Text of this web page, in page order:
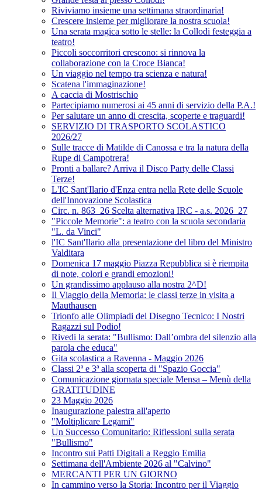
Riviviamo insieme una settimana straordinaria!
Crescere insieme per migliorare la nostra scuola!
Una serata magica sotto le stelle: la Collodi festeggia a
teatro!
Piccoli soccorritori crescono: si rinnova la
collaborazione con la Croce Bianca!
Un viaggio nel tempo tra scienza e natura!
Scatena l'immaginazione!
A caccia di Mostrischio
Partecipiamo numerosi ai 45 anni di servizio della P.A.!
Per salutare un anno di crescita, scoperte e traguardi!
SERVIZIO DI TRASPORTO SCOLASTICO
2026/27
Sulle tracce di Matilde di Canossa e tra la natura della
Rupe di Campotrera!
Pronti a ballare? Arriva il Disco Party delle Classi
Terze!
L'IC Sant'Ilario d'Enza entra nella Rete delle Scuole
dell'Innovazione Scolastica
Circ. n. 863_26 Scelta alternativa IRC - a.s. 2026_27
"Piccole Memorie": a teatro con la scuola secondaria
"L. da Vinci"
l'IC Sant'Ilario alla presentazione del libro del Ministro
Valditara
Domenica 17 maggio Piazza Repubblica si è riempita
di note, colori e grandi emozioni!
Un grandissimo applauso alla nostra 2^D!
Il Viaggio della Memoria: le classi terze in visita a
Mauthausen
Trionfo alle Olimpiadi del Disegno Tecnico: I Nostri
Ragazzi sul Podio!
Rivedi la serata: "Bullismo: Dall’ombra del silenzio alla
parola che educa"
Gita scolastica a Ravenna - Maggio 2026
Classi 2ª e 3ª alla scoperta di "Spazio Goccia"
Comunicazione giornata speciale Mensa – Menù della
GRATITUDINE
23 Maggio 2026
Inaugurazione palestra all'aperto
"Moltiplicare Legami"
Un Successo Comunitario: Riflessioni sulla serata
"Bullismo"
Incontro sui Patti Digitali a Reggio Emilia
Settimana dell'Ambiente 2026 al "Calvino"
MERCANTI PER UN GIORNO
In cammino verso la Storia: Incontro per il Viaggio